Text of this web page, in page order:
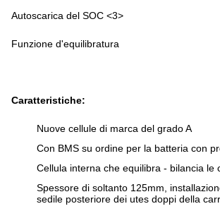
Autoscarica del SOC <3>
Funzione d'equilibratura
Caratteristiche:
Nuove cellule di marca del grado A
Con BMS su ordine per la batteria con
Cellula interna che equilibra - bilancia le
Spessore di soltanto 125mm,
sedile posteriore dei utes doppi della